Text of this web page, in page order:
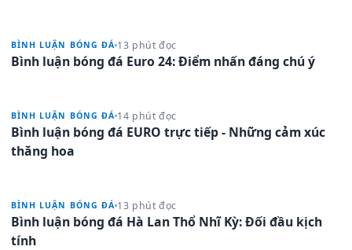
BÌNH LUẬN BÓNG ĐÁ 13 phút đọc
Bình luận bóng đá Euro 24: Điểm nhấn đáng chú ý
BÌNH LUẬN BÓNG ĐÁ 14 phút đọc
Bình luận bóng đá EURO trực tiếp - Những cảm xúc
thăng hoa
BÌNH LUẬN BÓNG ĐÁ 13 phút đọc
Bình luận bóng đá Hà Lan Thổ Nhĩ Kỳ: Đối đầu kịch
tính